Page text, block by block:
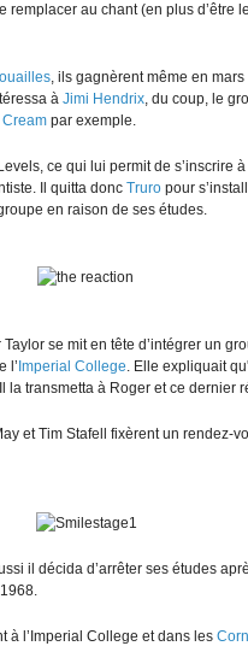
au chant (en plus d’être
, ils gagnèrent même en
à Jimi Hendrix, du coup, le
Cream par exemple.
ce qui lui permit de s’inscrire
Il quitta donc Truro pour
en raison de ses études.
se mit en tête d’intégrer un
l’ Imperial College. Elle expliquait
la transmetta à Roger et ce dernier
et Tim Stafell fixèrent un rendez-
il décida d’arrêter ses études
à l’Imperial College et dans les